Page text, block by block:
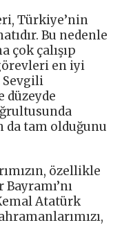
Türkiye’nin
Bu nedenle
çok çalışıp
en iyi
düzeyde
da tam olduğunu
özellikle
Atatürk